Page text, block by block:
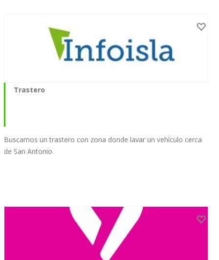
Trastero
Buscamos un trastero con zona donde lavar un vehículo cerca
de San Antonio